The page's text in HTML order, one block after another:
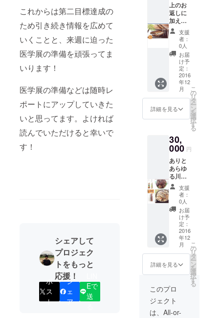
これからは第二目標達成の
ため引き続き情報を広めて
いくことと、来週に迫った
医学展の準備を頑張ってま
いります！
医学展の準備などは随時レ
ポートにアップしていきた
いと思ってます。よければ
読んでいただけると幸いで
す！
シェアして
プロジェク
トをもっと
応援！
ポ
ス
ト
シ
ェ
ア
Eで
送
上のお
返しに
加えて
川内村
のお
米、そ
ば、い
わなの
燻製を
つけま
した。
支援
者：
0人
お届
け予
定：
2016
年12
月
詳細を見る
こ
の
リ
タ
ー
ン
を
選
択
す
る
30,
000 円
ありと
あらゆ
る川内
村の特
産品を
詰め合
わせま
した。
支援
者：
0人
お届
け予
定：
2016
年12
月
詳細を見る
こ
の
リ
タ
ー
ン
を
選
択
す
る
このプロ
ジェクト
は、All-or-